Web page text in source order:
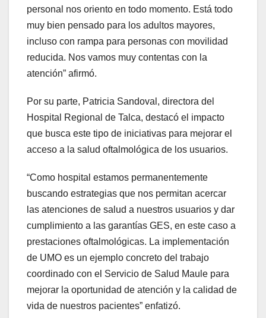
personal nos oriento en todo momento. Está todo
muy bien pensado para los adultos mayores,
incluso con rampa para personas con movilidad
reducida. Nos vamos muy contentas con la
atención” afirmó.
Por su parte, Patricia Sandoval, directora del
Hospital Regional de Talca, destacó el impacto
que busca este tipo de iniciativas para mejorar el
acceso a la salud oftalmológica de los usuarios.
“Como hospital estamos permanentemente
buscando estrategias que nos permitan acercar
las atenciones de salud a nuestros usuarios y dar
cumplimiento a las garantías GES, en este caso a
prestaciones oftalmológicas. La implementación
de UMO es un ejemplo concreto del trabajo
coordinado con el Servicio de Salud Maule para
mejorar la oportunidad de atención y la calidad de
vida de nuestros pacientes” enfatizó.